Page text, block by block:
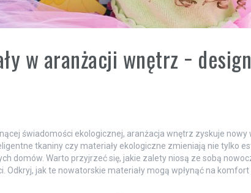
w aranżacji wnętrz − design
świadomości ekologicznej, aranżacja wnętrz zyskuje nowy
tkaniny czy materiały ekologiczne zmieniają nie tylko
domów. Warto przyjrzeć się, jakie zalety niosą ze sobą
Odkryj, jak te nowatorskie materiały mogą wpłynąć na